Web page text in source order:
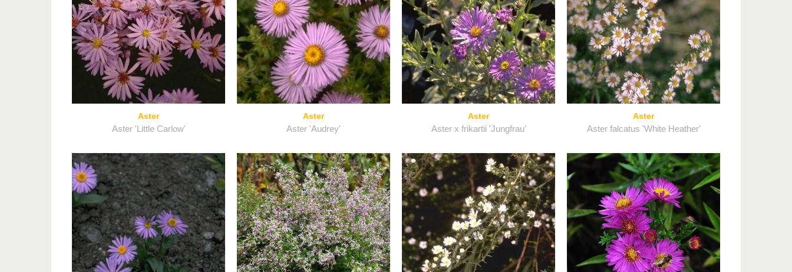
Aster
Aster 'Little Carlow'
Aster
Aster 'Audrey'
Aster
Aster x frikartii 'Jungfrau'
Aster
Aster falcatus 'White Heather'